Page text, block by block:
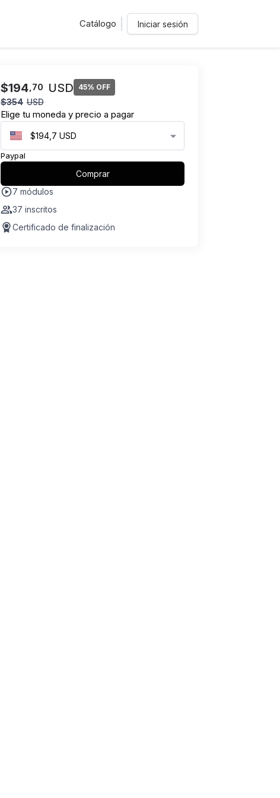
Catálogo Iniciar sesión
$194 70 USD
$354 USD
45% OFF
Elige tu moneda y precio a pagar
$194,7 USD
Paypal
Comprar
7 módulos
37 inscritos
Certificado de finalización